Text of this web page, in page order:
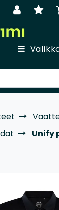
Unify